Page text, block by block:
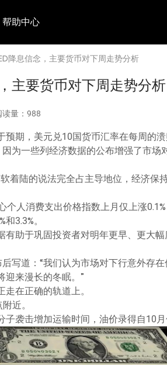
帮助中心
降息信念，主要货币对下周走势分析
主要货币对下周走势分析
量： 988
期，美元兑10国货币汇率在每周的
为一些列经济数据的公布增强了市场
陆的说法完全占主导地位，经济保
人消费支出价格指数上月仅上涨
3.3%。
助于巩固投资者对明年更早、更大
写道：“我们认为市场对下行意外存
迎来漫长的冬眠。”
在正确的轨道上。
近。
袭击增加运输时间，油价录得自10月